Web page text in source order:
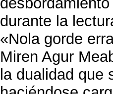
durante la
«Nola gorde
Miren Agur
la dualidad que